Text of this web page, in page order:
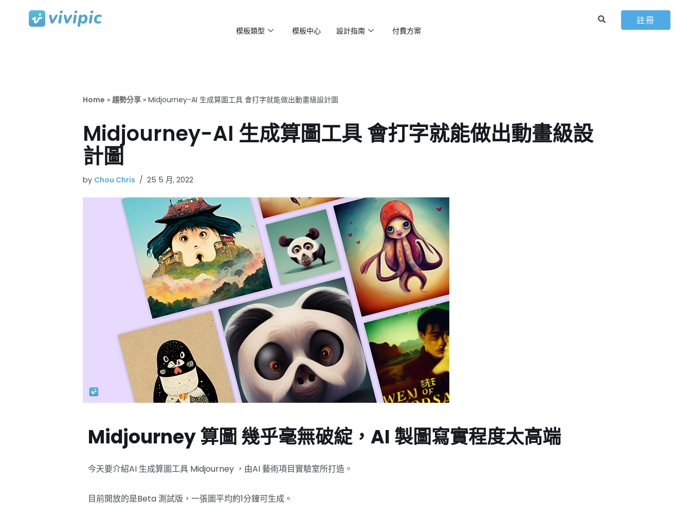
模板類型 模板中心 設計指南 付費方案
註冊
Home » 趨勢分享» Midjourney-AI 生成算圖工具 會打字就能做出動畫級設計圖
Midjourney-AI 生成算圖工具 會打字就能做出動畫級設
計圖
by Chou Chris 25 5 月, 2022
Midjourney 算圖 幾乎毫無破綻，AI 製圖寫實程度太高端
今天要介紹AI 生成算圖工具 Midjourney ，由AI 藝術項目實驗室所打造。
目前開放的是Beta 測試版，一張圖平均約1分鐘可生成。